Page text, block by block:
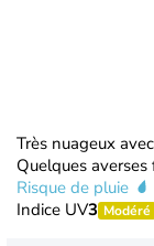
Très nuageux
Quelques averses
Risque de pluie
Indice UV3 Modéré